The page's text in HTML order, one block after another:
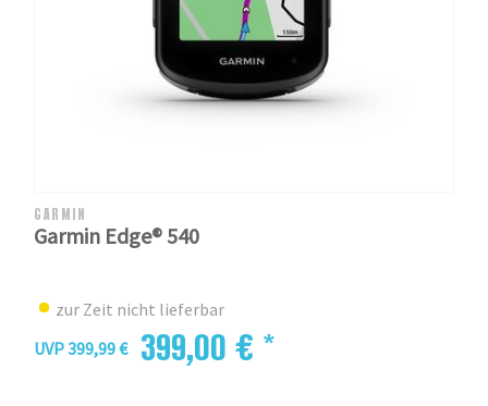
GARMIN
Garmin Edge® 540
zur Zeit nicht lieferbar
UVP 399,99 €
399,00 € *